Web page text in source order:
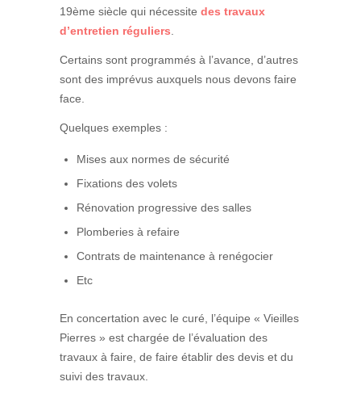
19ème siècle qui nécessite des travaux
d’entretien réguliers.
Certains sont programmés à l’avance, d’autres
sont des imprévus auxquels nous devons faire
face.
Quelques exemples :
Mises aux normes de sécurité
Fixations des volets
Rénovation progressive des salles
Plomberies à refaire
Contrats de maintenance à renégocier
Etc
En concertation avec le curé, l’équipe « Vieilles
Pierres » est chargée de l’évaluation des
travaux à faire, de faire établir des devis et du
suivi des travaux.